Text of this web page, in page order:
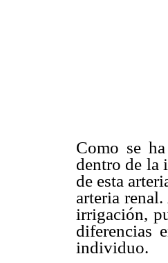
Como se
dentro de la
de esta
arteria
irrigación,
diferencias
individuo.